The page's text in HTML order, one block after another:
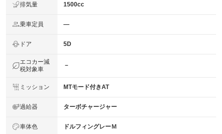
排気量 1500cc
乗車定員 ―
ドア 5D
エコカー減
税対象車
－
ミッション MTモード付きAT
過給器 ターボチャージャー
車体色 ドルフィングレーＭ